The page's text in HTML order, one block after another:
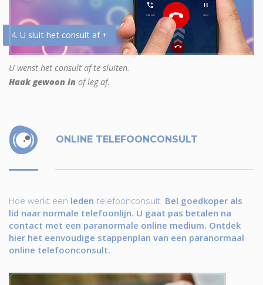
4. U sluit het consult af +
U wenst het consult af te sluiten.
Haak gewoon in of leg af.
ONLINE TELEFOONCONSULT
Hoe werkt een leden-telefoonconsult. Bel goedkoper als
lid naar normale telefoonlijn. U gaat pas betalen na
contact met een paranormale online medium. Ontdek
hier het eenvoudige stappenplan van een paranormaal
online telefoonconsult.